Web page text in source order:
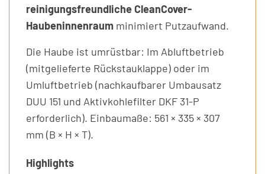
reinigungsfreundliche CleanCover-
Haubeninnenraum minimiert Putzaufwand.
Die Haube ist umrüstbar: Im Abluftbetrieb
(mitgelieferte Rückstauklappe) oder im
Umluftbetrieb (nachkaufbarer Umbausatz
DUU 151 und Aktivkohlefilter DKF 31-P
erforderlich). Einbaumaße: 561 × 335 × 307
mm (B × H × T).
Highlights